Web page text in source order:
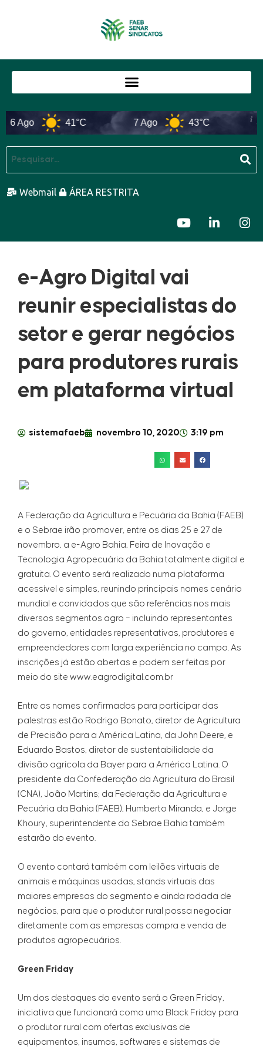
6 Ago 41°C 7 Ago 43°C 8
Webmail ÁREA RESTRITA
e-Agro Digital vai
reunir especialistas do
setor e gerar negócios
para produtores rurais
em plataforma virtual
sistemafaeb novembro 10, 2020 3:19 pm
A Federação da Agricultura e Pecuária da Bahia (FAEB)
e o Sebrae irão promover, entre os dias 25 e 27 de
novembro, a e-Agro Bahia, Feira de Inovação e
Tecnologia Agropecuária da Bahia totalmente digital e
gratuita. O evento será realizado numa plataforma
acessível e simples, reunindo principais nomes cenário
mundial e convidados que são referências nos mais
diversos segmentos agro – incluindo representantes
do governo, entidades representativas, produtores e
empreendedores com larga experiência no campo. As
inscrições já estão abertas e podem ser feitas por
meio do site www.eagrodigital.com.br
Entre os nomes confirmados para participar das
palestras estão Rodrigo Bonato, diretor de Agricultura
de Precisão para a América Latina, da John Deere, e
Eduardo Bastos, diretor de sustentabilidade da
divisão agrícola da Bayer para a América Latina. O
presidente da Confederação da Agricultura do Brasil
(CNA), João Martins; da Federação da Agricultura e
Pecuária da Bahia (FAEB), Humberto Miranda, e Jorge
Khoury, superintendente do Sebrae Bahia também
estarão do evento.
O evento contará também com leilões virtuais de
animais e máquinas usadas, stands virtuais das
maiores empresas do segmento e ainda rodada de
negócios, para que o produtor rural possa negociar
diretamente com as empresas compra e venda de
produtos agropecuários.
Green Friday
Um dos destaques do evento será o Green Friday,
iniciativa que funcionará como uma Black Friday para
o produtor rural com ofertas exclusivas de
equipamentos, insumos, softwares e sistemas de